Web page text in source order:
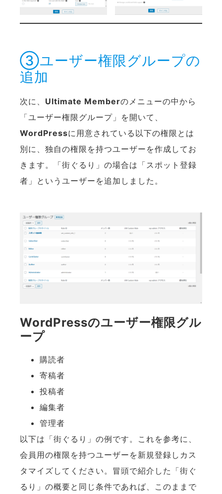
③ユーザー権限グループの
追加
次に、 Ultimate Memberのメニューの中から
「ユーザー権限グループ」を開いて、
WordPressに用意されている以下の権限とは
別に、独自の権限を持つユーザーを作成してお
きます。「街ぐるり」の場合は「スポット登録
者」というユーザーを追加しました。
WordPressのユーザー権限グル
ープ
購読者
寄稿者
投稿者
編集者
管理者
以下は「街ぐるり」の例です。これを参考に、
会員用の権限を持つユーザーを新規登録しカス
タマイズしてください。冒頭で紹介した「街ぐ
るり」の概要と同じ条件であれば、このままで